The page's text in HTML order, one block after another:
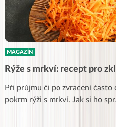
MAGAZÍN
Rýže s mrkví: recept pro
Při průjmu či po zvracení
pokrm rýži s mrkví. Jak si ho